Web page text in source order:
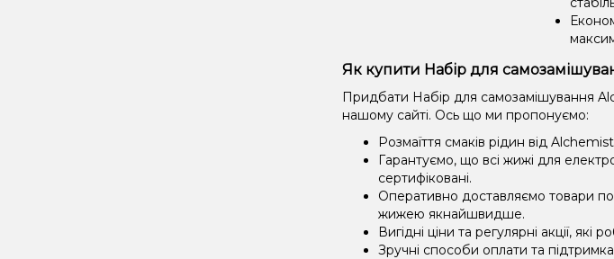
Як купити Набір для
Придбати Набір для самозамішування
нашому сайті. Ось що ми пропонуємо:
Розмаїття смаків рідин від
Гарантуємо, що всі жижі для
сертифіковані.
Оперативно доставляємо товари
жижею якнайшвидше.
Вигідні ціни та регулярні акції,
Зручні способи оплати та